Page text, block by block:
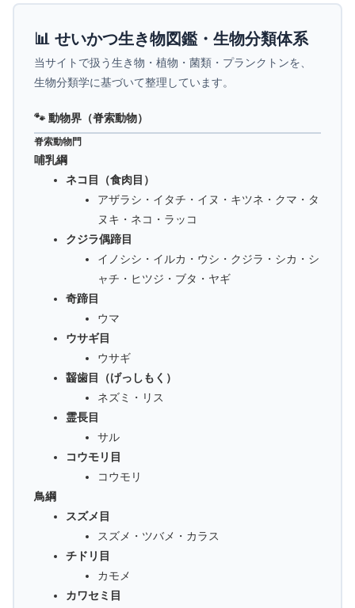
📊 せいかつ生き物図鑑・生物分類体系
当サイトで扱う生き物・植物・菌類・プランクトンを、
生物分類学に基づいて整理しています。
🐾 動物界（脊索動物）
脊索動物門
哺乳綱
ネコ目（食肉目）
アザラシ・イタチ・イヌ・キツネ・クマ・タ
ヌキ・ネコ・ラッコ
クジラ偶蹄目
イノシシ・イルカ・ウシ・クジラ・シカ・シ
ャチ・ヒツジ・ブタ・ヤギ
奇蹄目
ウマ
ウサギ目
ウサギ
齧歯目（げっしもく）
ネズミ・リス
霊長目
サル
コウモリ目
コウモリ
鳥綱
スズメ目
スズメ・ツバメ・カラス
チドリ目
カモメ
カワセミ目